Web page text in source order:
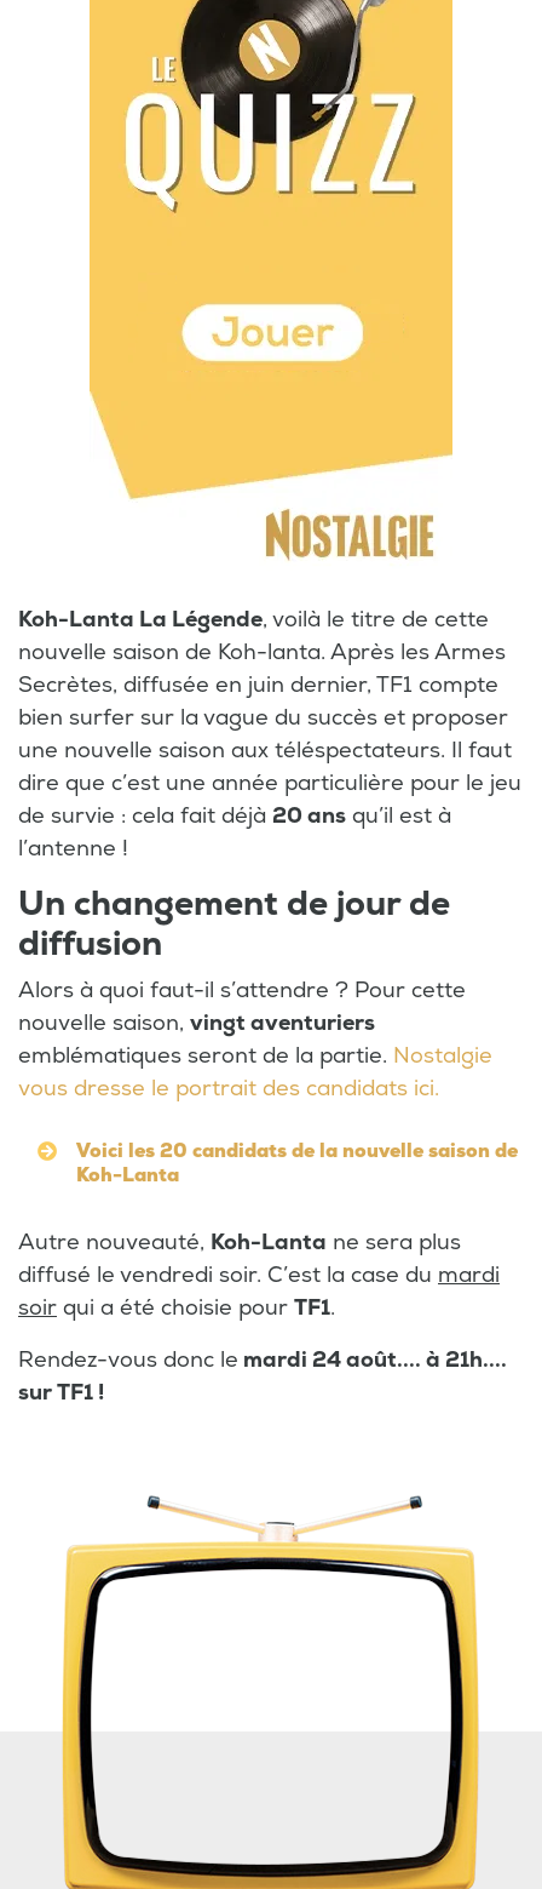
Koh-Lanta La Légende, voilà le titre de cette
nouvelle saison de Koh-lanta. Après les Armes
Secrètes, diffusée en juin dernier, TF1 compte
bien surfer sur la vague du succès et proposer
une nouvelle saison aux téléspectateurs. Il faut
dire que c’est une année particulière pour le jeu
de survie : cela fait déjà 20 ans qu’il est à
l’antenne !
Un changement de jour de
diffusion
Alors à quoi faut-il s’attendre ? Pour cette
nouvelle saison, vingt aventuriers
emblématiques seront de la partie. Nostalgie
vous dresse le portrait des candidats ici.
Voici les 20 candidats de la nouvelle saison de
Koh-Lanta
Autre nouveauté, Koh-Lanta ne sera plus
diffusé le vendredi soir. C’est la case du mardi
soir qui a été choisie pour TF1.
Rendez-vous donc le mardi 24 août.... à 21h....
sur TF1 !